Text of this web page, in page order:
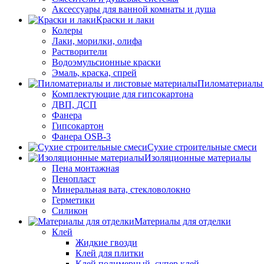
Аксессуары для ванной комнаты и душа
Краски и лаки
Колеры
Лаки, морилки, олифа
Растворители
Водоэмульсионные краски
Эмаль, краска, спрей
Комплектующие для гипсокартона
ДВП, ДСП
Фанера
Гипсокартон
Фанера OSB-3
Сухие строительные смеси
Изоляционные материалы
Пена монтажная
Пенопласт
Минеральная вата, стекловолокно
Герметики
Силикон
Материалы для отделки
Клей
Жидкие гвозди
Клей для плитки